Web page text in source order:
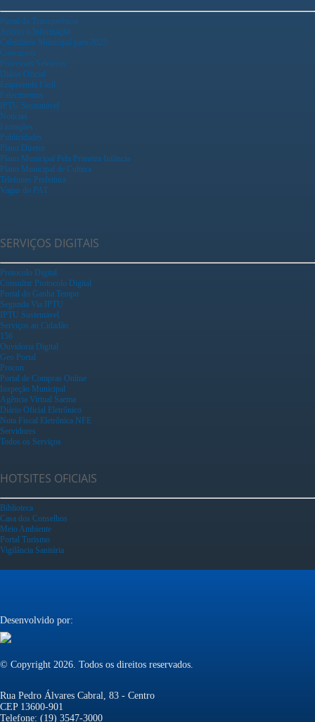
Portal da Transparência
Acesso a Informação
Calendário Municipal para 2025
Concursos
Processos Seletivos
Diário Oficial
Empreenda Fácil
Falecimentos
IPTU Sustentável
Notícias
Licitações
Publicidades
Plano Diretor
Plano Municipal Pela Primeira Infância
Plano Municipal de Cultura
Telefones Prefeitura
Vagas do PAT
SERVIÇOS DIGITAIS
Protocolo Digital
Consultar Protocolo Digital
Portal do Ganha Tempo
Segunda Via IPTU
IPTU Sustentável
Serviços ao Cidadão
156
Ouvidoria Digital
Geo Portal
Procon
Portal de Compras Online
Inspeção Municipal
Agência Virtual Saema
Diário Oficial Eletrônico
Nota Fiscal Eletrônica NFE
Servidores
Todos os Serviços
HOTSITES OFICIAIS
Biblioteca
Casa dos Conselhos
Meio Ambiente
Portal Turismo
Vigilância Sanitária
Desenvolvido por:
© Copyright 2026. Todos os direitos reservados.
Rua Pedro Álvares Cabral, 83 - Centro
CEP 13600-901
Telefone: (19) 3547-3000